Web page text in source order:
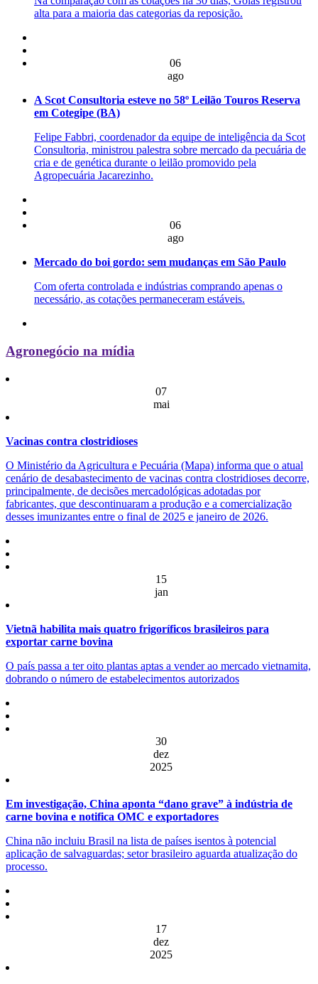
alta para a maioria das categorias da reposição.
06
ago
A Scot Consultoria esteve no 58º Leilão Touros Reserva
em Cotegipe (BA)
Felipe Fabbri, coordenador da equipe de inteligência da Scot
Consultoria, ministrou palestra sobre mercado da pecuária de
cria e de genética durante o leilão promovido pela
Agropecuária Jacarezinho.
06
ago
Mercado do boi gordo: sem mudanças em São Paulo
Com oferta controlada e indústrias comprando apenas o
necessário, as cotações permaneceram estáveis.
Agronegócio na mídia
07
mai
Vacinas contra clostridioses
O Ministério da Agricultura e Pecuária (Mapa) informa que o atual
cenário de desabastecimento de vacinas contra clostridioses decorre,
principalmente, de decisões mercadológicas adotadas por
fabricantes, que descontinuaram a produção e a comercialização
desses imunizantes entre o final de 2025 e janeiro de 2026.
15
jan
Vietnã habilita mais quatro frigoríficos brasileiros para
exportar carne bovina
O país passa a ter oito plantas aptas a vender ao mercado vietnamita,
dobrando o número de estabelecimentos autorizados
30
dez
2025
Em investigação, China aponta “dano grave” à indústria de
carne bovina e notifica OMC e exportadores
China não incluiu Brasil na lista de países isentos à potencial
aplicação de salvaguardas; setor brasileiro aguarda atualização do
processo.
17
dez
2025